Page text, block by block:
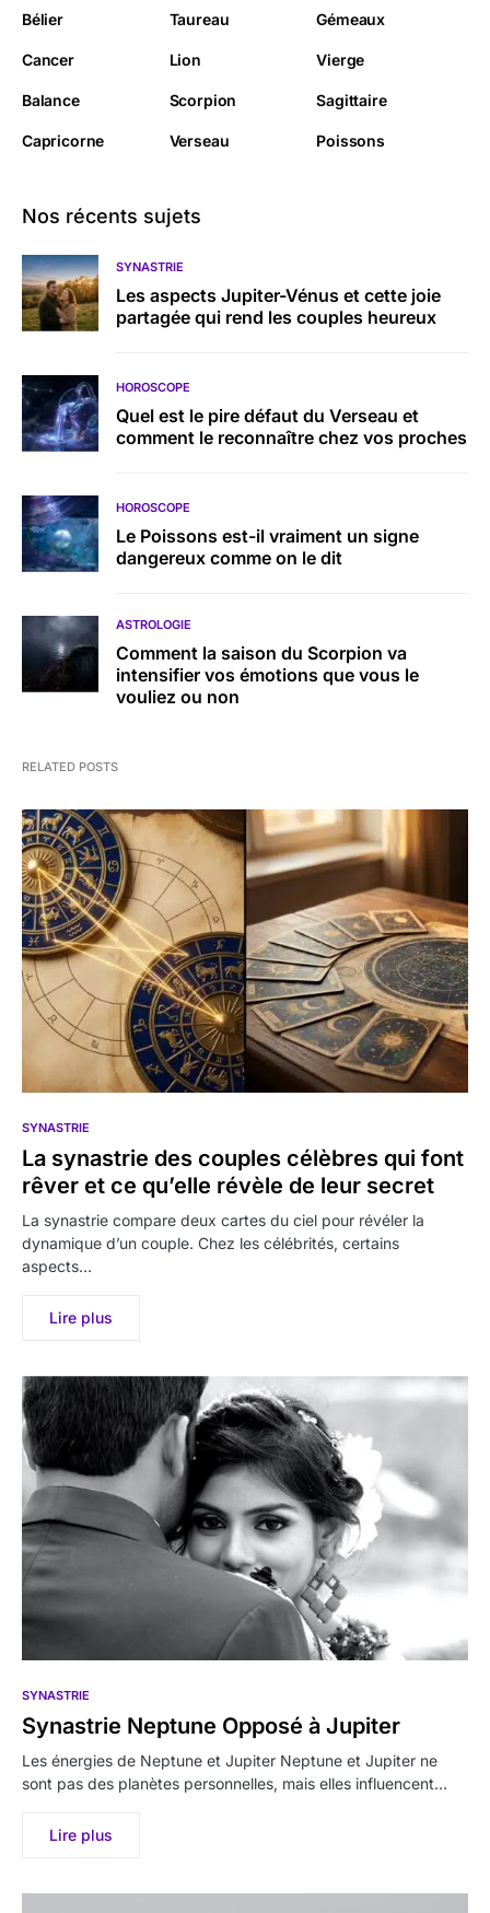
Bélier Taureau Gémeaux
Cancer Lion Vierge
Balance Scorpion Sagittaire
Capricorne Verseau Poissons
Nos récents sujets
SYNASTRIE
Les aspects Jupiter-Vénus et cette joie
partagée qui rend les couples heureux
HOROSCOPE
Quel est le pire défaut du Verseau et
comment le reconnaître chez vos proches
HOROSCOPE
Le Poissons est-il vraiment un signe
dangereux comme on le dit
ASTROLOGIE
Comment la saison du Scorpion va
intensifier vos émotions que vous le
vouliez ou non
RELATED POSTS
SYNASTRIE
La synastrie des couples célèbres qui font
rêver et ce qu’elle révèle de leur secret
La synastrie compare deux cartes du ciel pour révéler la
dynamique d’un couple. Chez les célébrités, certains
aspects…
Lire plus
SYNASTRIE
Synastrie Neptune Opposé à Jupiter
Les énergies de Neptune et Jupiter Neptune et Jupiter ne
sont pas des planètes personnelles, mais elles influencent…
Lire plus